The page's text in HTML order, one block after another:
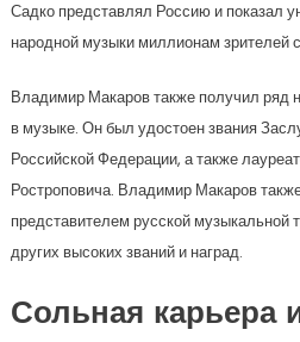
Садко представлял Россию и показал
народной музыки миллионам зрителей
Владимир Макаров также получил ряд
в музыке. Он был удостоен звания
Российской Федерации, а также
Ростроповича. Владимир Макаров
представителем русской музыкальной
других высоких званий и наград.
Сольная карьера